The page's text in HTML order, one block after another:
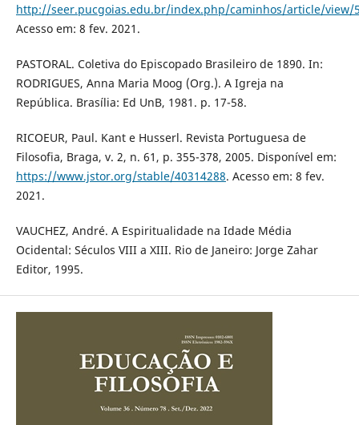
http://seer.pucgoias.edu.br/index.php/caminhos/article/view/
Acesso em: 8 fev. 2021.
PASTORAL. Coletiva do Episcopado Brasileiro de 1890. In:
RODRIGUES, Anna Maria Moog (Org.). A Igreja na
República. Brasília: Ed UnB, 1981. p. 17-58.
RICOEUR, Paul. Kant e Husserl. Revista Portuguesa de
Filosofia, Braga, v. 2, n. 61, p. 355-378, 2005. Disponível em:
https://www.jstor.org/stable/40314288. Acesso em: 8 fev.
2021.
VAUCHEZ, André. A Espiritualidade na Idade Média
Ocidental: Séculos VIII a XIII. Rio de Janeiro: Jorge Zahar
Editor, 1995.